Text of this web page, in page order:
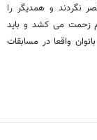
نگردند و همدیگر را
زحمت می کشد و باید
واقعا در مسابقات